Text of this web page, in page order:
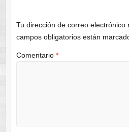
Tu dirección de correo electrónico
campos obligatorios están
Comentario *